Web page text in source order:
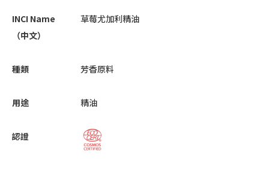
INCI Name
（中文）
草莓尤加利精油
種類 芳香原料
用途 精油
認證